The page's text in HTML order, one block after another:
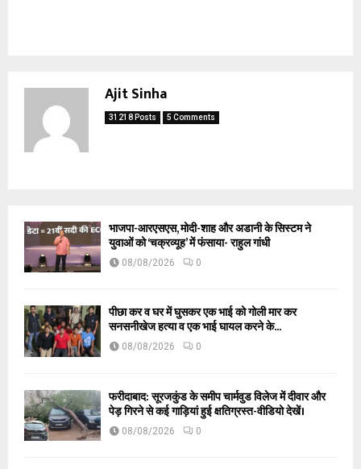
Ajit Sinha
31218 Posts 5 Comments
भाजपा-आरएसएस, मोदी-शाह और अडानी के सिस्टम ने
युवाओं को ‘चक्रव्यूह’ में फंसाया- राहुल गांधी
08/08/2026 0
पीछा कर व घर में घुसकर एक भाई को गोली मार कर
सनसनीखेज हत्या व एक भाई घायल करने के...
08/08/2026 0
फरीदाबाद: सूरजकुंड के समीप चार्मवुड विलेज में दीवार और
पेड़ गिरने से कई गाड़ियां हुई क्षतिग्रस्त-वीडियो देखें।
08/08/2026 0